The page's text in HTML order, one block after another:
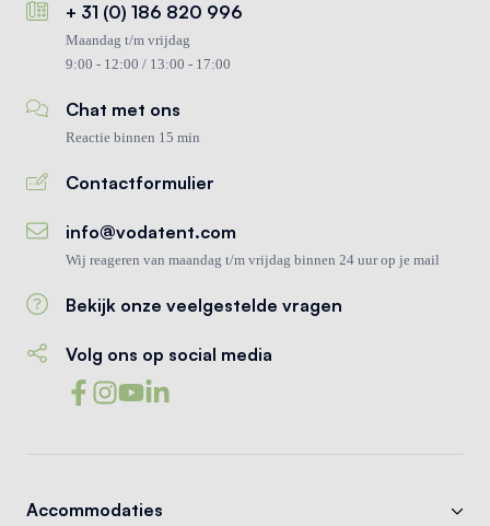
+ 31 (0) 186 820 996
Maandag t/m vrijdag
9:00 - 12:00 / 13:00 - 17:00
Chat met ons
Reactie binnen 15 min
Contactformulier
info@vodatent.com
Wij reageren van maandag t/m vrijdag binnen 24 uur op je mail
Bekijk onze veelgestelde vragen
Volg ons op social media
Accommodaties